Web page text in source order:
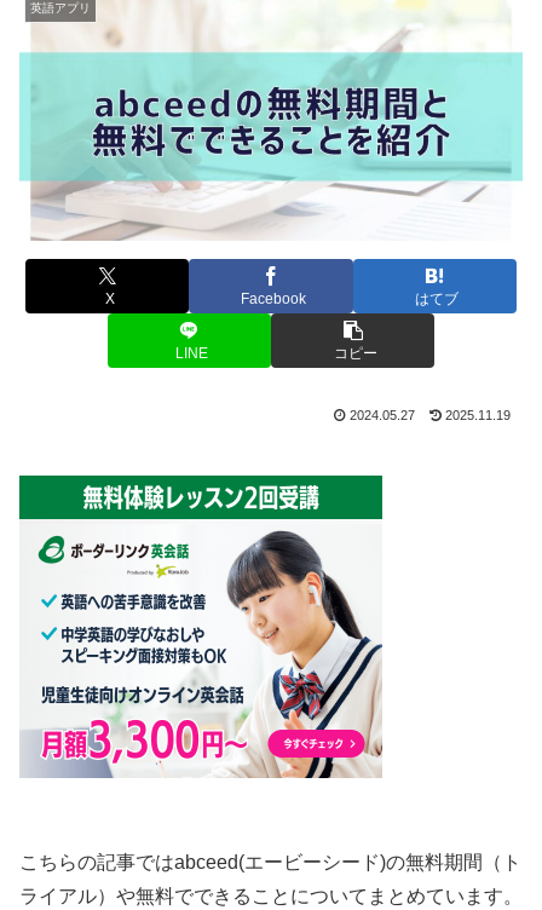
英語アプリ
X Facebook はてブ
LINE コピー
2024.05.27 2025.11.19
こちらの記事ではabceed(エービーシード)の無料期間（ト
ライアル）や無料でできることについてまとめています。